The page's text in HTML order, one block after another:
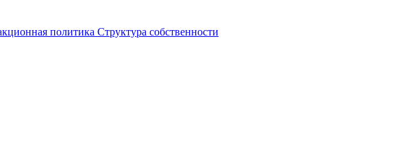
политика Структура собственности